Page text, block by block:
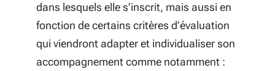
dans lesquels elle s’inscrit, mais aussi en
fonction de certains critères d’évaluation
qui viendront adapter et individualiser son
accompagnement comme notamment :